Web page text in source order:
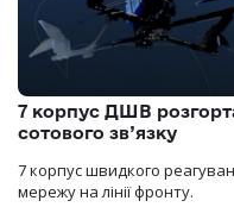
7 корпус ДШВ
сотового зв’язку
7 корпус швидкого
мережу на лінії фронту.